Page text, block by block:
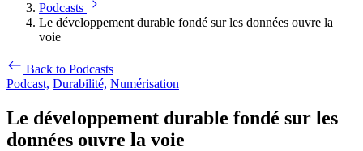
Podcasts
Le développement durable fondé sur les données ouvre la
voie
Back to Podcasts
Podcast, Durabilité, Numérisation
Le développement durable fondé sur les
données ouvre la voie